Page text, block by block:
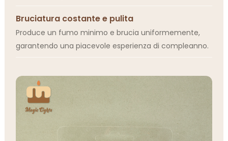
Bruciatura costante e pulita
Produce un fumo minimo e brucia uniformemente,
garantendo una piacevole esperienza di compleanno.